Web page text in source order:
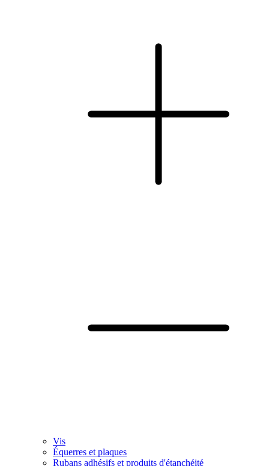
Vis
Équerres et plaques
Rubans adhésifs et produits d'étanchéité